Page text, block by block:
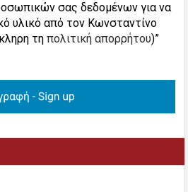
σας δεδομένων για να
υλικό από τον Κωνσταντίνο
τηπολιτική απορρήτου)”